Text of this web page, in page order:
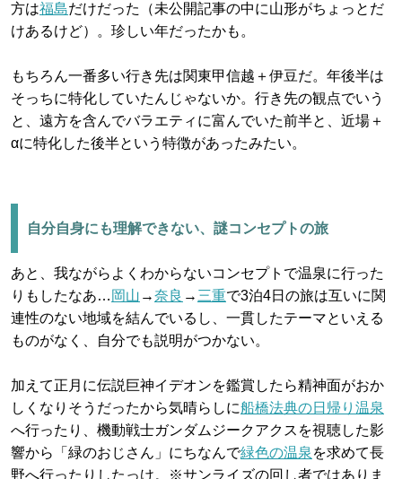
方は福島だけだった（未公開記事の中に山形がちょっとだ
けあるけど）。珍しい年だったかも。
もちろん一番多い行き先は関東甲信越＋伊豆だ。年後半は
そっちに特化していたんじゃないか。行き先の観点でいう
と、遠方を含んでバラエティに富んでいた前半と、近場＋
αに特化した後半という特徴があったみたい。
自分自身にも理解できない、謎コンセプトの旅
あと、我ながらよくわからないコンセプトで温泉に行った
りもしたなあ… 岡山 →奈良 → 三重で3泊4日の旅は互いに関
連性のない地域を結んでいるし、一貫したテーマといえる
ものがなく、自分でも説明がつかない。
加えて正月に伝説巨神イデオンを鑑賞したら精神面がおか
しくなりそうだったから気晴らしに船橋法典の日帰り温泉
へ行ったり、機動戦士ガンダムジークアクスを視聴した影
響から「緑のおじさん」にちなんで緑色の温泉 を求めて長
野へ行ったりしたっけ。※サンライズの回し者ではありま